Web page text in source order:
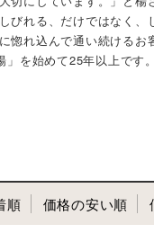
びれる、だけではなく、
惚れ込んで通い続けるお
」を始めて25年以上です。
順 価格の安い順